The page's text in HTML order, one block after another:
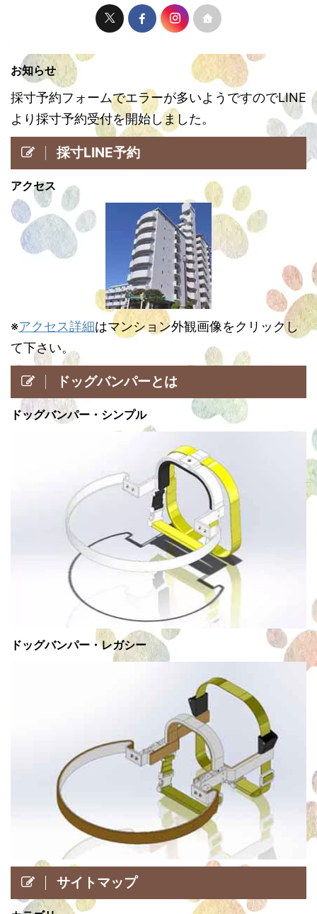
お知らせ
採寸予約フォームでエラーが多いようですのでLINE
より採寸予約受付を開始しました。
採寸LINE予約
アクセス
※アクセス詳細はマンション外観画像をクリックし
て下さい。
ドッグバンパーとは
ドッグバンパー・シンプル
ドッグバンパー・レガシー
サイトマップ